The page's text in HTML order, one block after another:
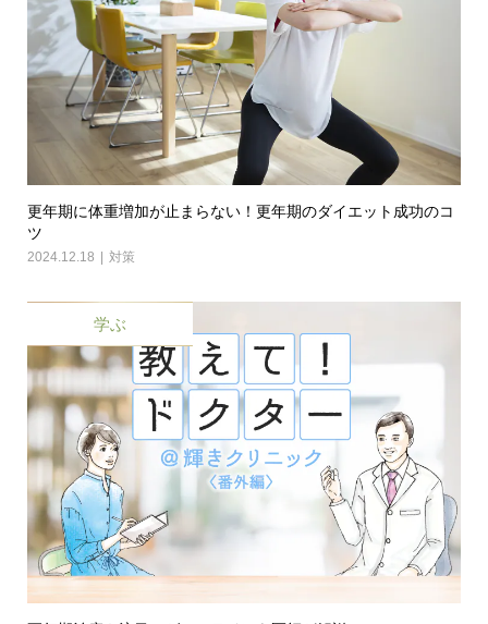
更年期に体重増加が止まらない！更年期のダイエット成功のコ
ツ
2024.12.18 対策
学ぶ